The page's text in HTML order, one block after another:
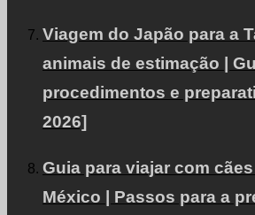
Viagem do Japão para a
animais de estimação |
procedimentos e
2026]
Guia para viajar com
México | Passos para a
Blog
Informações sobre emigração e viagens ao
Planos de preços